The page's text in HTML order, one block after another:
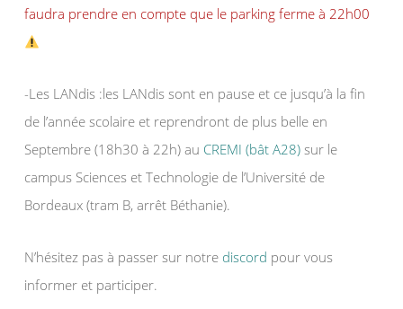
faudra prendre en compte que le parking ferme à 22h00
-Les LANdis :les LANdis sont en pause et ce jusqu’à la fin
de l’année scolaire et reprendront de plus belle en
Septembre (18h30 à 22h) au CREMI (bât A28) sur le
campus Sciences et Technologie de l’Université de
Bordeaux (tram B, arrêt Béthanie).
N’hésitez pas à passer sur notre discord pour vous
informer et participer.